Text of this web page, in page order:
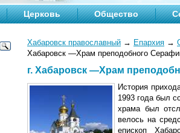
Церковь Общество
Хабаровск православный → Епархия →
Хабаровск —Храм преподобного
г. Хабаровск —Храм
История
1993 года был
храма был
велось на
епископ